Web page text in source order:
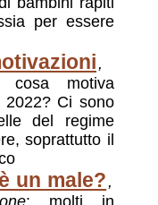
è facile
,Intervista
arcivescovo
di un
la realtà
e dà un
fede
dissenso, il
Russia con
intervista a
russa
per essere
,
motiva
2022? Ci sono
del regime
soprattutto il
un male? ,